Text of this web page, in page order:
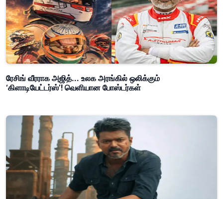
ரேசிங் வீரராக அஜித்... உலக அரங்கில் ஒலிக்கும்
‘கிளாடியேட்டர்ஸ்’! வெளியான போஸ்டர்கள்